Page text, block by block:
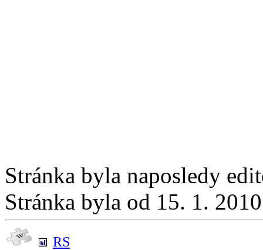
Stránka byla naposledy
Stránka byla od 15. 1.
RS